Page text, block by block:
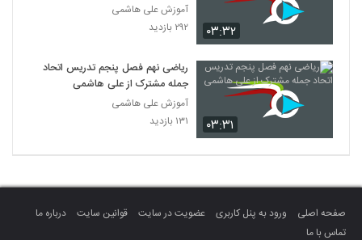
۰۳:۳۲
آموزش علی هاشمی
۲۹۲ بازدید
۰۳:۳۱
ریاضی نهم فصل پنجم تدریس اتحاد
جمله مشترک از علی هاشمی
آموزش علی هاشمی
۱۳۱ بازدید
صفحه اصلی ورود به پنل کاربری عضویت در سایت قوانین سایت
درباره ما
تماس با ما